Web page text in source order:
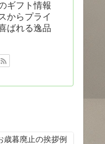
ギフト情報
からプライ
ばれる逸品
歳暮廃止の挨拶例